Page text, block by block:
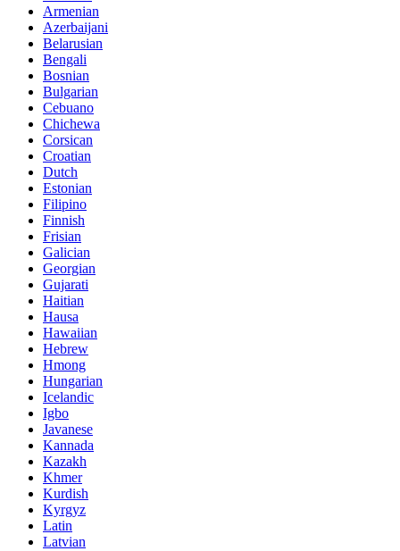
Armenian
Azerbaijani
Belarusian
Bengali
Bosnian
Bulgarian
Cebuano
Chichewa
Corsican
Croatian
Dutch
Estonian
Filipino
Finnish
Frisian
Galician
Georgian
Gujarati
Haitian
Hausa
Hawaiian
Hebrew
Hmong
Hungarian
Icelandic
Igbo
Javanese
Kannada
Kazakh
Khmer
Kurdish
Kyrgyz
Latin
Latvian